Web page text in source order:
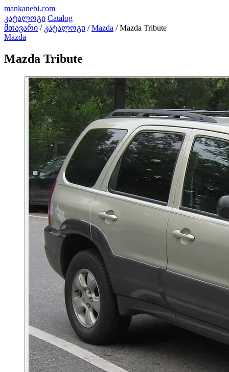
mankanebi.com
კატალოგი Catalog
მთავარი / კატალოგი / Mazda / Mazda Tribute
Mazda
Mazda Tribute